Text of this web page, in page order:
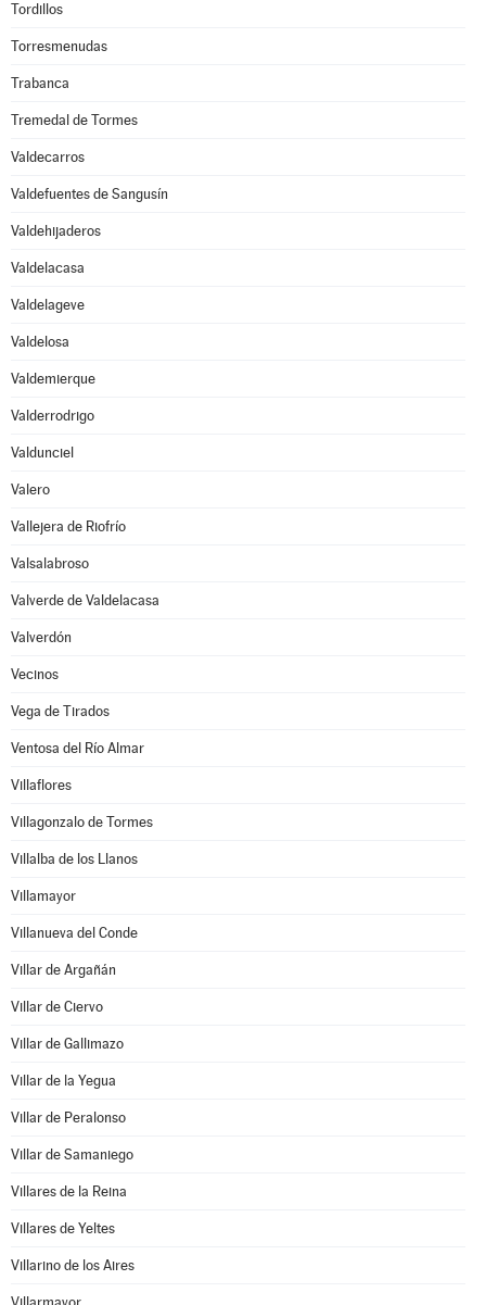
Tordillos
Torresmenudas
Trabanca
Tremedal de Tormes
Valdecarros
Valdefuentes de Sangusín
Valdehijaderos
Valdelacasa
Valdelageve
Valdelosa
Valdemierque
Valderrodrigo
Valdunciel
Valero
Vallejera de Riofrío
Valsalabroso
Valverde de Valdelacasa
Valverdón
Vecinos
Vega de Tirados
Ventosa del Río Almar
Villaflores
Villagonzalo de Tormes
Villalba de los Llanos
Villamayor
Villanueva del Conde
Villar de Argañán
Villar de Ciervo
Villar de Gallimazo
Villar de la Yegua
Villar de Peralonso
Villar de Samaniego
Villares de la Reina
Villares de Yeltes
Villarino de los Aires